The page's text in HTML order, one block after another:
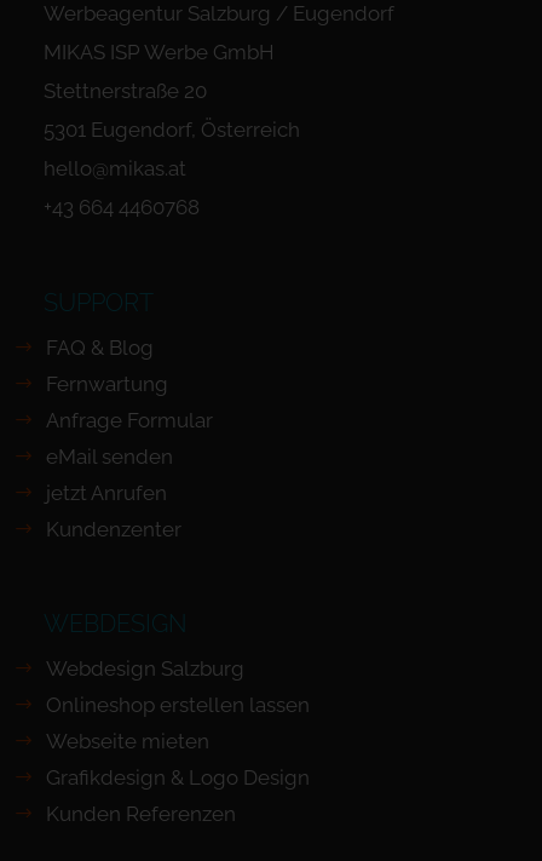
Werbeagentur Salzburg / Eugendorf
MIKAS ISP Werbe GmbH
Stettnerstraße 20
5301 Eugendorf, Österreich
hello@mikas.at
+43 664 4460768
SUPPORT
FAQ & Blog
Fernwartung
Anfrage Formular
eMail senden
jetzt Anrufen
Kundenzenter
WEBDESIGN
Webdesign Salzburg
Onlineshop erstellen lassen
Webseite mieten
Grafikdesign & Logo Design
Kunden Referenzen